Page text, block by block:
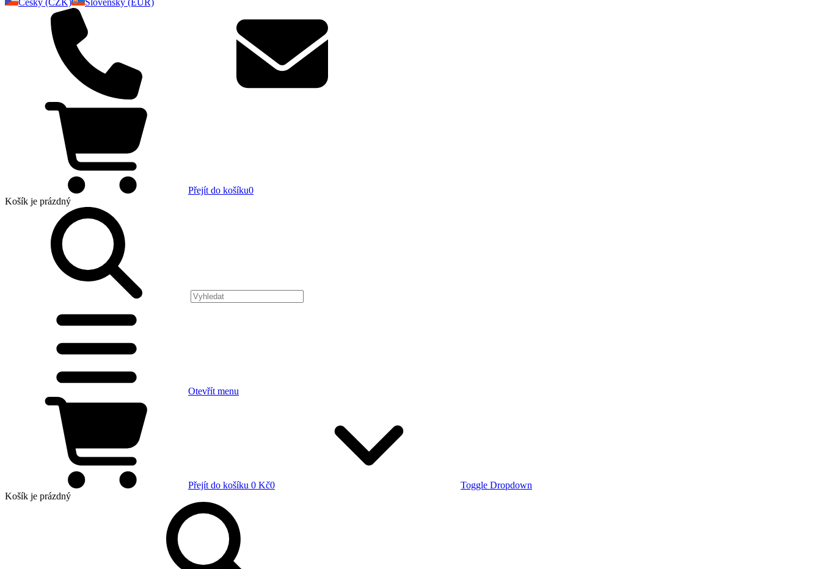
Česky (CZK)
Slovensky (EUR)
Přejít do košíku0
Košík je prázdný
Otevřít menu
Přejít do košíku 0 Kč0
Toggle Dropdown
Košík je prázdný